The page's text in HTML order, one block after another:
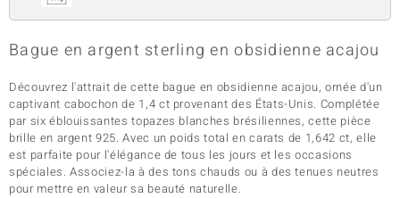
Bague en argent sterling en obsidienne acajou
Découvrez l'attrait de cette bague en obsidienne acajou, ornée d'un
captivant cabochon de 1,4 ct provenant des États-Unis. Complétée
par six éblouissantes topazes blanches brésiliennes, cette pièce
brille en argent 925. Avec un poids total en carats de 1,642 ct, elle
est parfaite pour l'élégance de tous les jours et les occasions
spéciales. Associez-la à des tons chauds ou à des tenues neutres
pour mettre en valeur sa beauté naturelle.